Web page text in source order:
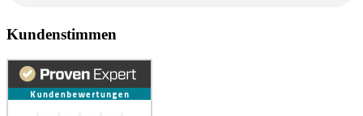
Kundenstimmen